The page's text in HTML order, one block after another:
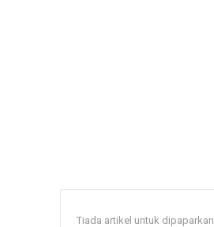
Tiada artikel untuk dipaparkan